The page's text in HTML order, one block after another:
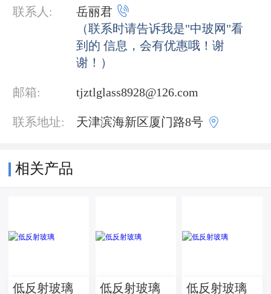
联系人: 岳丽君 
（联系时请告诉我是"中玻网"看
到的 信息，会有优惠哦！谢
谢！）
邮箱: tjztlglass8928@126.com
联系地址: 天津滨海新区厦门路8号 
相关产品
低反射玻璃
低反射玻璃
低反射玻璃